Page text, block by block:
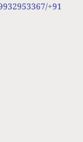
+91